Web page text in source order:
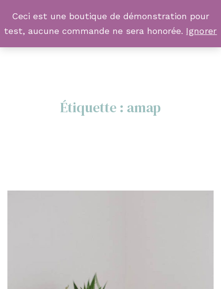
Étiquette : amap
Ceci est une boutique de démonstration pour
test, aucune commande ne sera honorée. Ignorer